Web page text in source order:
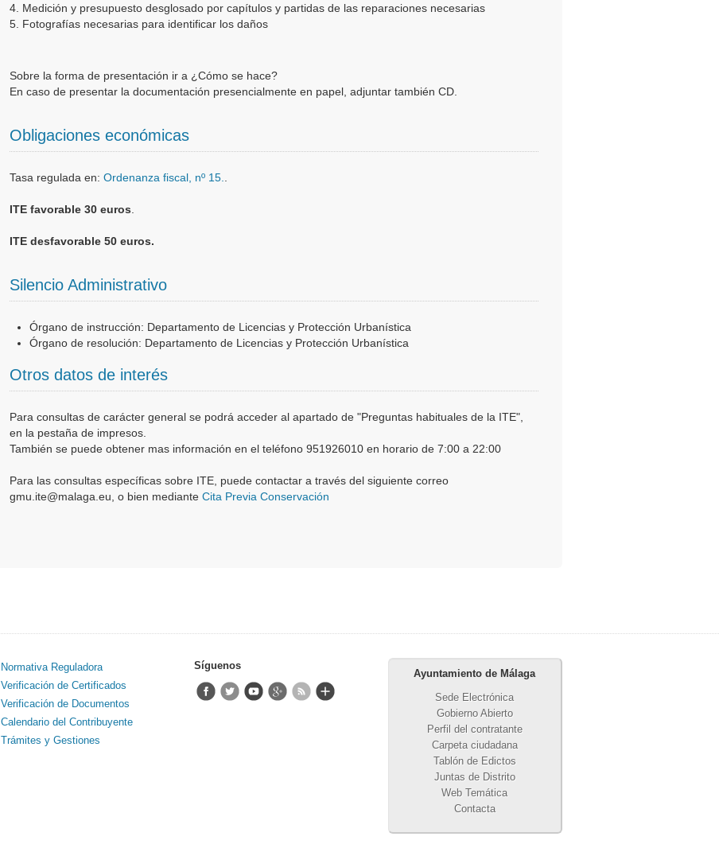
4. Medición y presupuesto desglosado por capítulos y partidas de las reparaciones necesarias
5. Fotografías necesarias para identificar los daños
Sobre la forma de presentación ir a ¿Cómo se hace?
En caso de presentar la documentación presencialmente en papel, adjuntar también CD.
Obligaciones económicas
Tasa regulada en: Ordenanza fiscal, nº 15.
ITE favorable 30 euros
ITE desfavorable 50 euros.
Silencio Administrativo
Órgano de instrucción: Departamento de Licencias y Protección Urbanística
Órgano de resolución: Departamento de Licencias y Protección Urbanística
Otros datos de interés
Para consultas de carácter general se podrá acceder al apartado de "Preguntas habituales de la ITE",
en la pestaña de impresos.
También se puede obtener mas información en el teléfono 951926010 en horario de 7:00 a 22:00
Para las consultas específicas sobre ITE, puede contactar a través del siguiente correo
gmu.ite@malaga.eu, o bien mediante Cita Previa Conservación
Normativa Reguladora
Verificación de Certificados
Verificación de Documentos
Calendario del Contribuyente
Trámites y Gestiones
Síguenos
Ayuntamiento de Málaga
Sede Electrónica
Gobierno Abierto
Perfil del contratante
Carpeta ciudadana
Tablón de Edictos
Juntas de Distrito
Web Temática
Contacta